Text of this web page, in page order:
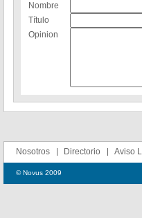
Nombre
Título
Opinion
Nosotros Directorio Aviso
© Novus 2009